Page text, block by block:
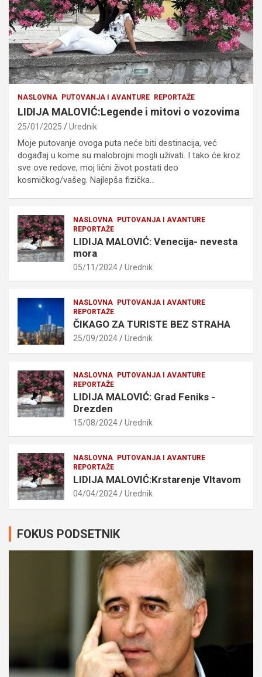
NASLOVNA PUTOVANJA I AVANTURE REPORTAŽE
LIDIJA MALOVIĆ:Legende i mitovi o vozovima
25/01/2025 Urednik
Moje putovanje ovoga puta neće biti destinacija, već
događaj u kome su malobrojni mogli uživati. I tako će kroz
sve ove redove, moj lični život postati deo
kosmičkog/vašeg. Najlepša fizička…
NASLOVNA
PUTOVANJA I AVANTURE
REPORTAŽE
LIDIJA MALOVIĆ: Venecija- nevesta
mora
05/11/2024 Urednik
NASLOVNA
PUTOVANJA I AVANTURE
REPORTAŽE
ČIKAGO ZA TURISTE BEZ STRAHA
25/09/2024 Urednik
NASLOVNA
PUTOVANJA I AVANTURE
REPORTAŽE
LIDIJA MALOVIĆ: Grad Feniks -
Drezden
15/08/2024 Urednik
NASLOVNA
PUTOVANJA I AVANTURE
REPORTAŽE
LIDIJA MALOVIĆ:Krstarenje Vltavom
04/04/2024 Urednik
FOKUS PODSETNIK